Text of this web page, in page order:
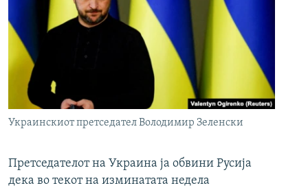
Украинскиот претседател Володимир Зеленски
Претседателот на Украина ја обвини Русија
дека во текот на изминатата недела